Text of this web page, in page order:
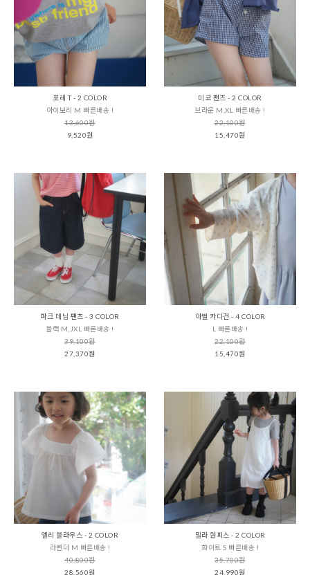
포레 T - 2 COLOR
아이보리 M 빠른배송 !
13,600원
9,520원
미코 팬츠 - 2 COLOR
브라운 M,XL 빠른배송 !
22,100원
15,470원
파크 데님 팬츠 - 3 COLOR
블랙 M,JXL 빠른배송 !
39,100원
27,370원
아벨 카디건 - 4 COLOR
L 빠른배송 !
22,100원
15,470원
엘리 블라우스 - 2 COLOR
라벤더 M 빠른배송 !
40,800원
28,560원
밀라 원피스 - 2 COLOR
화이트 S 빠른배송 !
35,700원
24,990원